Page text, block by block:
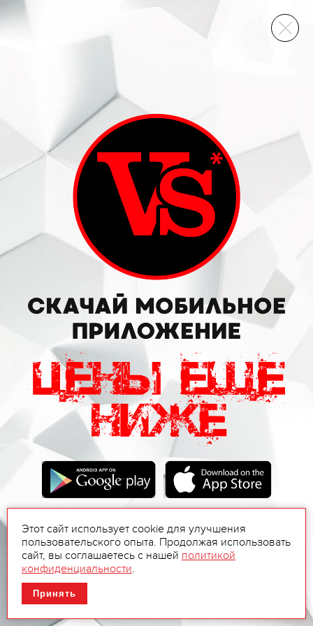
ВИННЫЙ СКЛАД
Этот сайт использует cookie для улучшения
пользовательского опыта. Продолжая использовать
сайт, вы соглашаетесь с нашей политикой
конфиденциальности.
Принять